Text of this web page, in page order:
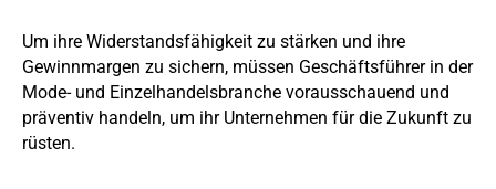
Um ihre Widerstandsfähigkeit zu stärken und ihre
Gewinnmargen zu sichern, müssen Geschäftsführer in der
Mode- und Einzelhandelsbranche vorausschauend und
präventiv handeln, um ihr Unternehmen für die Zukunft zu
rüsten.